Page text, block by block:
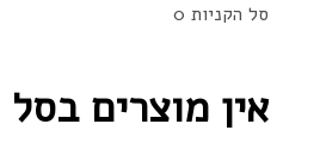
סל הקניות 0
אין מוצרים בסל